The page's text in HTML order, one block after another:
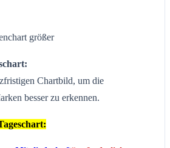
größer
Chartbild, um die
besser zu erkennen.